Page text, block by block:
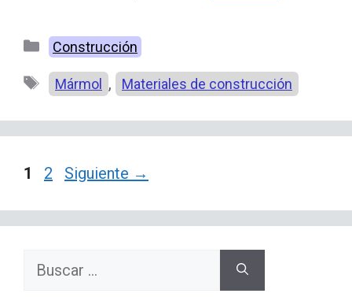
Categorías
Construcción
Etiquetas
Mármol , Materiales de construcción
Página
1 Página
2 Siguiente →
Buscar: